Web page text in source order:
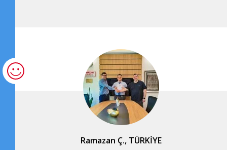
Ramazan Ç., TÜRKİYE